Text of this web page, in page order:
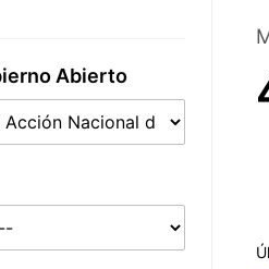
Abierto